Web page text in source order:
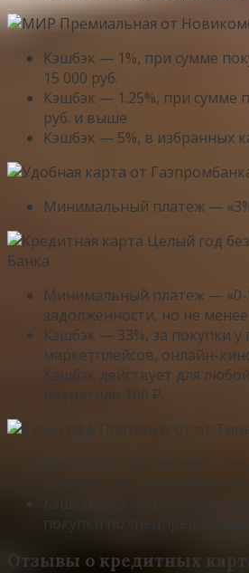
Кэшбэк — 1%, при сумме
15 000 руб.
Кэшбэк — 1.25%, при сумме
руб. и выше
Кэшбэк — 5%, в избранных
Минимальный платеж —
Минимальный платеж — «0-
задолженности, но не
Кэшбэк — 33%, за покупки у
маркетплейсов, онлайн-
Кэшбэк действует для
потратили 100 ₽.
Минимальный платеж —
более 8% от
покупки по
Отзывы о кредитных